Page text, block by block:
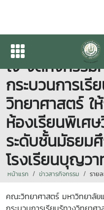
คณะวิทยาศาส
โจ้ จัดกิจกรร
กระบวนการเรี
วิทยาศาสตร์ ใ
ห้องเรียนพิเศ
ระดับชั้นมัธยม
โรงเรียนบุญว
หน้าแรก ข่าวสารกิจกรรม ราย
คณะวิทยาศาสตร์ มหาวิทยาลั